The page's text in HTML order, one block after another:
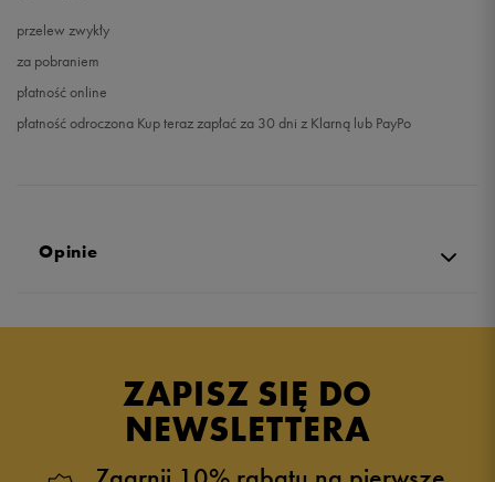
przelew zwykły
za pobraniem
płatność online
płatność odroczona Kup teraz zapłać za 30 dni z Klarną lub PayPo
Opinie
5.0
zebranych i zweryfikowanych przez
ZAPISZ SIĘ DO
NEWSLETTERA